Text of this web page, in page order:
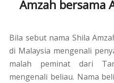
Amzah bersama
Bila sebut nama Shila
di Malaysia mengenali
malah peminat dari
mengenali beliau. Nama